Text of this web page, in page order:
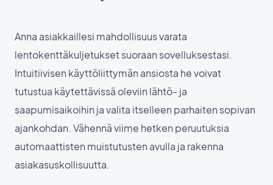
Anna asiakkaillesi mahdollisuus varata
lentokenttäkuljetukset suoraan sovelluksestasi.
Intuitiivisen käyttöliittymän ansiosta he voivat
tutustua käytettävissä oleviin lähtö- ja
saapumisaikoihin ja valita itselleen parhaiten sopivan
ajankohdan. Vähennä viime hetken peruutuksia
automaattisten muistutusten avulla ja rakenna
asiakasuskollisuutta.